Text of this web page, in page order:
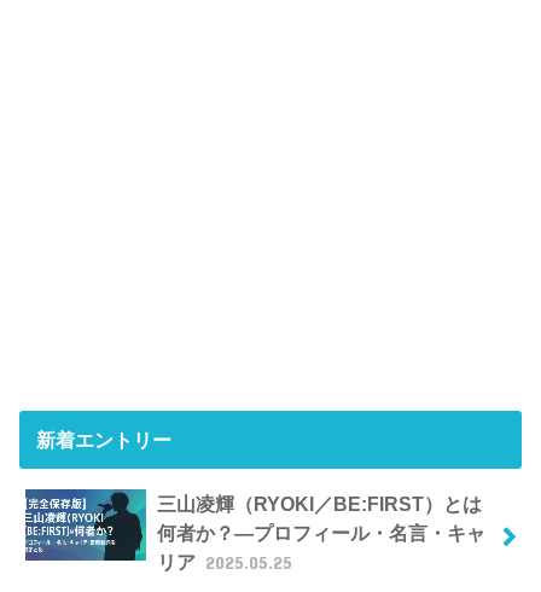
新着エントリー
三山凌輝（RYOKI／BE:FIRST）とは
何者か？―プロフィール・名言・キャ
リア 2025.05.25